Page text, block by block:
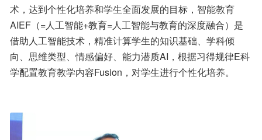
术，达到个性化培养和学生全面发展的目标，智能教育
AIEF（=人工智能+教育=人工智能与教育的深度融合）是
借助人工智能技术，精准计算学生的知识基础、学科倾
向、思维类型、情感偏好、能力潜质AI，根据习得规律E科
学配置教育教学内容Fusion，对学生进行个性化培养。